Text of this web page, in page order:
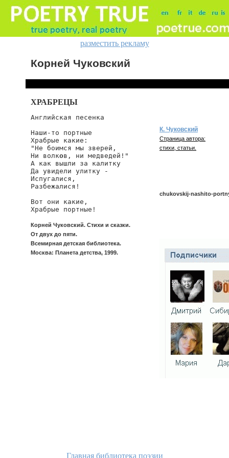
разместить рекламу
Корней Чуковский
ХРАБРЕЦЫ
Английская песенка
Наши-то портные
Храбрые какие:
"Не боимся мы зверей,
Ни волков, ни медведей!"
А как вышли за калитку
Да увидели улитку -
Испугалися,
Разбежалися!
Вот они какие,
Храбрые портные!
Корней Чуковский. Стихи и сказки.
От двух до пяти.
Всемирная детская библиотека.
Москва: Планета детства, 1999.
К. Чуковский
Страница автора:
стихи, статьи.
chukovskij-nashito-
Главная библиотека поэзии